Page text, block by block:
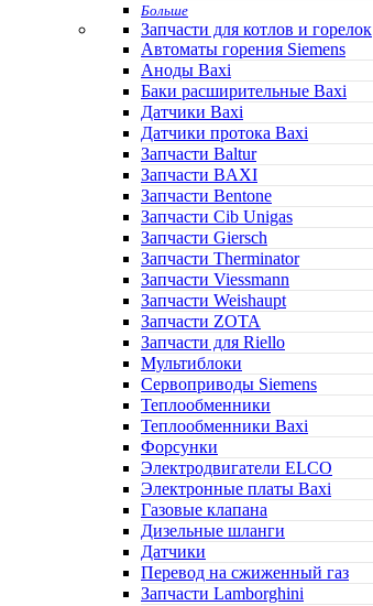
Больше
Запчасти для котлов и горелок
Автоматы горения Siemens
Аноды Baxi
Баки расширительные Baxi
Датчики Baxi
Датчики протока Baxi
Запчасти Baltur
Запчасти BAXI
Запчасти Bentone
Запчасти Cib Unigas
Запчасти Giersch
Запчасти Therminator
Запчасти Viessmann
Запчасти Weishaupt
Запчасти ZOTA
Запчасти для Riello
Мультиблоки
Сервоприводы Siemens
Теплообменники
Теплообменники Baxi
Форсунки
Электродвигатели ELCO
Электронные платы Baxi
Газовые клапана
Дизельные шланги
Датчики
Перевод на сжиженный газ
Запчасти Lamborghini